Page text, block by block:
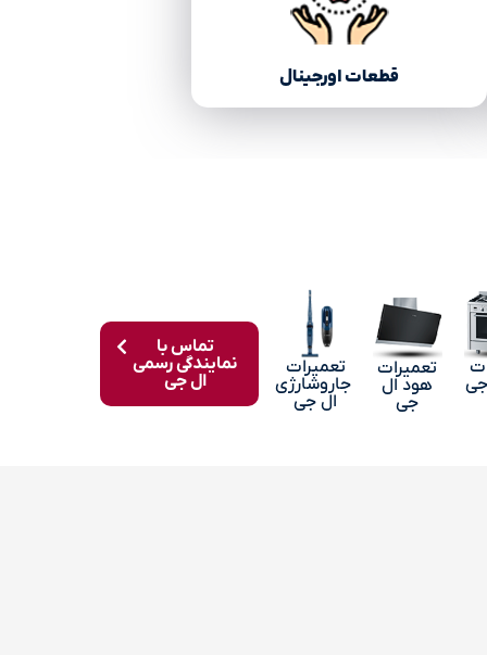
قطعات اورجینال
جی
تعمیرات
هود ال
جی
تعمیرات
جاروشارژی
ال جی
تماس با
نمایندگی رسمی
ال جی